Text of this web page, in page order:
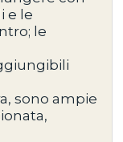
e le
le
sono ampie